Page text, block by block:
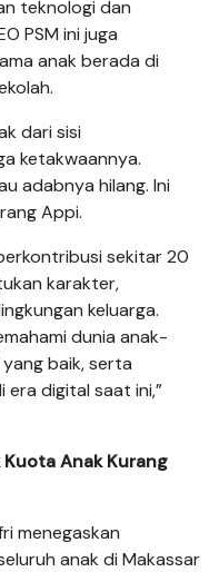
teknologi dan
PSM ini juga
anak berada di
dari sisi
ketakwaannya.
adabnya hilang. Ini
Appi.
sekitar 20
karakter,
keluarga.
dunia anak-
baik, serta
digital saat ini,”
Anak Kurang
menegaskan
anak di Makassar